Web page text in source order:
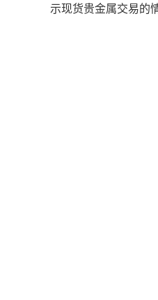
示现货贵金属交易的